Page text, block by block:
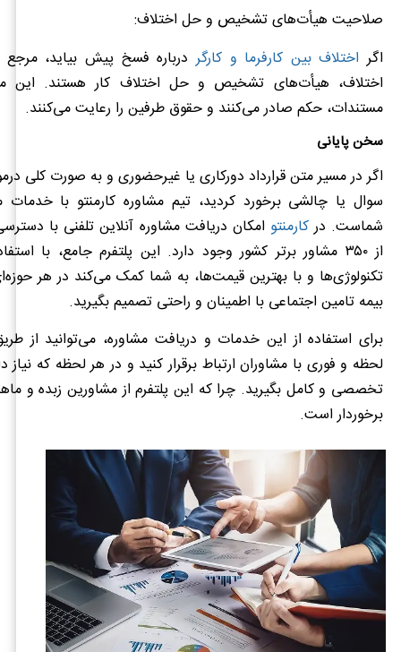
صلاحیت هیأت‌های تشخیص و حل اختلاف:
اگر اختلاف بین کارفرما و کارگردرباره فسخ پیش بیاید،
اختلاف، هیأت‌های تشخیص و حل اختلاف کار هستند. این
مستندات، حکم صادر می‌کنند و حقوق طرفین را رعایت می‌کنند.
سخن پایانی
اگر در مسیر متن قرارداد دورکاری یا غیرحضوری و به صورت کلی
سوال یا چالشی برخورد کردید، تیم مشاوره کارمنتو با خدمات
شماست. درکارمنتو امکان دریافت مشاوره آنلاین تلفنی با
از ۳۵۰ مشاور برتر کشور وجود دارد. این پلتفرم جامع، با
تکنولوژی‌ها و با بهترین قیمت‌ها، به شما کمک می‌کند در هر
بیمه تامین اجتماعی با اطمینان و راحتی تصمیم بگیرید.
برای استفاده از این خدمات و دریافت مشاوره، می‌توانید از
لحظه و فوری با مشاوران ارتباط برقرار کنید و در هر لحظه که نیاز
تخصصی و کامل بگیرید. چرا که این پلتفرم از مشاورین زبده و
برخوردار است.